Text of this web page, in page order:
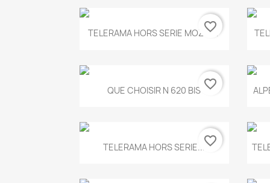
Aperçu rapide
TELERAMA HORS SERIE MOZART
favorite_border
Aperçu rapide
QUE CHOISIR N 620 BIS favorite_border
Aperçu rapide
TELERAMA HORS SERIE...favorite_border